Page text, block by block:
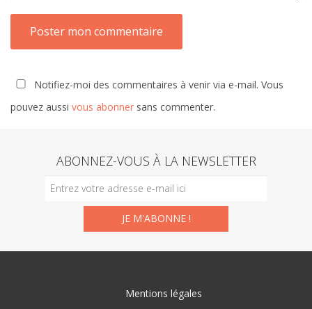
Notifiez-moi des commentaires à venir via e-mail. Vous
pouvez aussi vous abonner sans commenter.
ABONNEZ-VOUS À LA NEWSLETTER
Mentions légales